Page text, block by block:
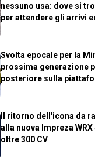
nessuno usa: dove si
per attendere gli arrivi
Svolta epocale per la
prossima generazione
posteriore sulla
Il ritorno dell'icona da
alla nuova Impreza
oltre 300 CV